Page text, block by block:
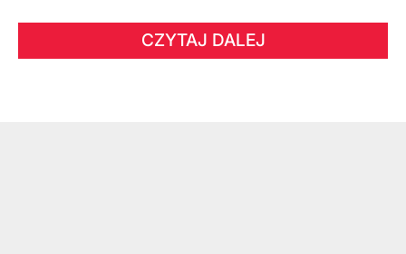
CZYTAJ DALEJ